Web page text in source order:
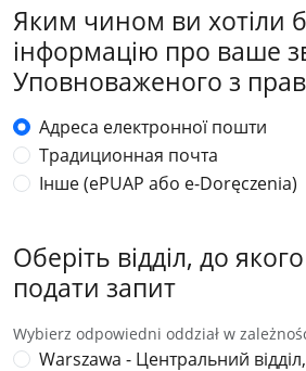
Яким чином ви хотіли
інформацію про ваше
Уповноваженого з
Адреса електронної пошти
Традиционная почта
Інше (ePUAP або e-Doręczenia)
Оберіть відділ, до
подати запит
Wybierz odpowiedni oddział w
Warszawa - Центральний